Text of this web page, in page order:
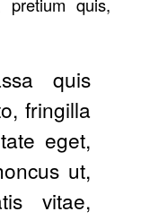
quis
fringilla
eget,
ut,
vitae,